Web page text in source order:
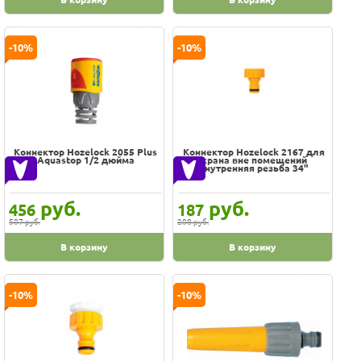
100% гарантия цены и наличия
В наличии на складе
Скидки, подарки
-
Производитель
AL-KO
Bosch
Bradex
Коннектор Hozelock 2055 Plus
Aquastop 1/2 дюйма
456 руб.
507 руб.
-10%
В корзину
Коннектор Hozelock 2167 для
крана вне помещений
внутренняя резьба 34"
187 руб.
208 руб.
-10%
В корзину
-10% -10%